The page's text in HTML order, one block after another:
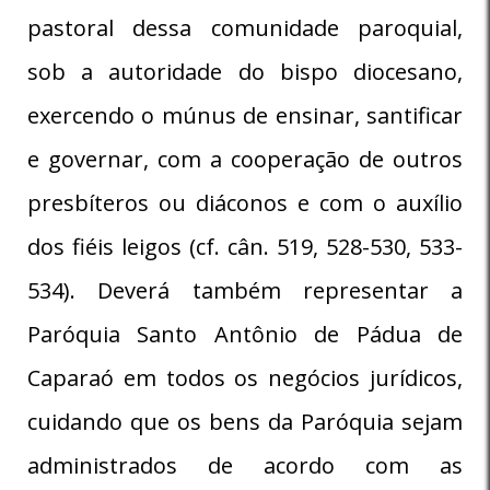
pastoral dessa comunidade paroquial,
sob a autoridade do bispo diocesano,
exercendo o múnus de ensinar, santificar
e governar, com a cooperação de outros
presbíteros ou diáconos e com o auxílio
dos fiéis leigos (cf. cân. 519, 528-530, 533-
534). Deverá também representar a
Paróquia Santo Antônio de Pádua de
Caparaó em todos os negócios jurídicos,
cuidando que os bens da Paróquia sejam
administrados de acordo com as